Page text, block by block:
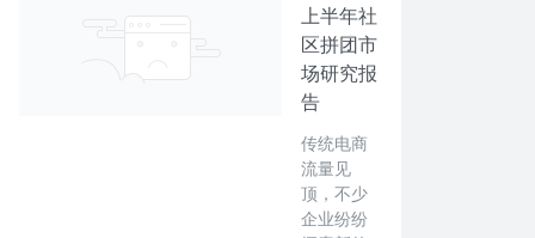
上半年社
区拼团市
场研究报
告
传统电商
流量见
顶，不少
企业纷纷